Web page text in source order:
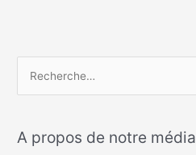
h
A propos de notre média